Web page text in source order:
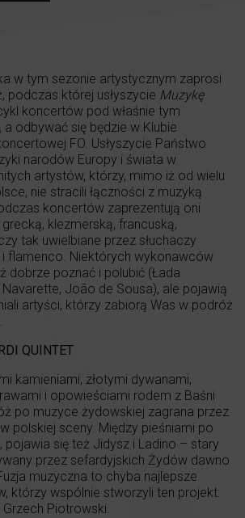
w tym sezonie artystycznym zaprosi
podczas której usłyszycie Muzykę
koncertów pod właśnie tym
a odbywać się będzie w Klubie
FO. Usłyszycie Państwo
narodów Europy i świata w
artystów, którzy, mimo iż od wielu
nie stracili łączności z muzyką
koncertów zaprezentują oni
klezmerską, francuską,
tak uwielbiane przez słuchaczy
flamenco. Niektórych wykonawców
dobrze poznać i polubić (Łada
João de Sousa), ale pojawią
artyści, którzy zabiorą Was w podróż
QUINTET
kamieniami, złotymi dywanami,
i opowieściami rodem z Baśni
po muzyce żydowskiej zagrana przez
polskiej sceny. Między pieśniami po
pojawia się też Jidysz i Ladino – stary
przez sefardyjskich Żydów dawno
muzyczna to chyba najlepsze
którzy wspólnie stworzyli ten projekt:
Piotrowski.